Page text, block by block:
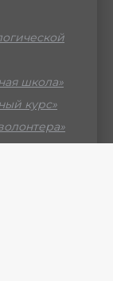
школа»
курс»